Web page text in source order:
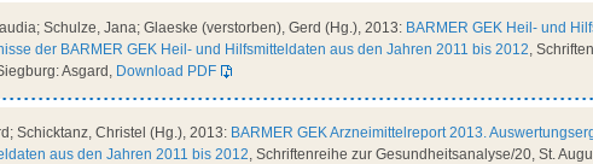
Schulze, Jana; Glaeske (verstorben), Gerd (Hg.), 2013: BARMER GEK Heil- und
der BARMER GEK Heil- und Hilfsmitteldaten aus den Jahren 2011 bis 2012,
Asgard, Download PDF
Schicktanz, Christel (Hg.), 2013: BARMER GEK Arzneimittelreport 2013.
aus den Jahren 2011 bis 2012, Schriftenreihe zur Gesundheitsanalyse/20, St.